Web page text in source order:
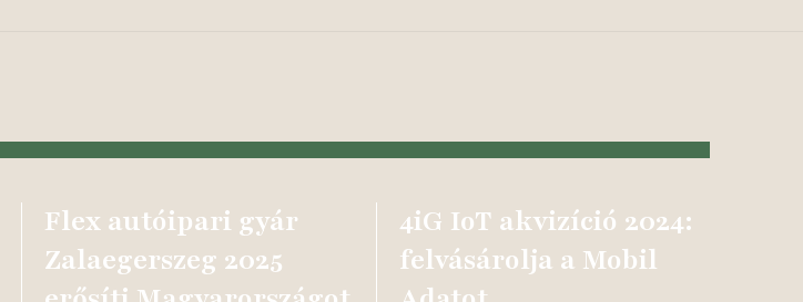
Flex autóipari gyár
Zalaegerszeg 2025
4iG IoT akvizíció 2024:
felvásárolja a Mobil